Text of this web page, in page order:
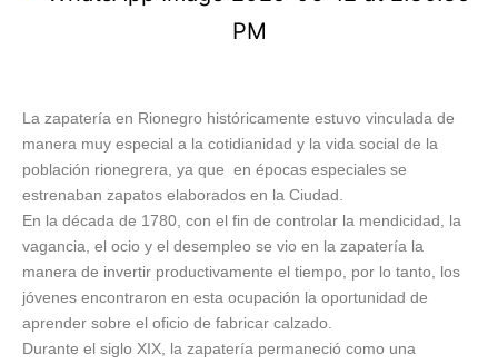
La zapatería en Rionegro históricamente estuvo vinculada de
manera muy especial a la cotidianidad y la vida social de la
población rionegrera, ya que en épocas especiales se
estrenaban zapatos elaborados en la Ciudad.
En la década de 1780, con el fin de controlar la mendicidad, la
vagancia, el ocio y el desempleo se vio en la zapatería la
manera de invertir productivamente el tiempo, por lo tanto, los
jóvenes encontraron en esta ocupación la oportunidad de
aprender sobre el oficio de fabricar calzado.
Durante el siglo XIX, la zapatería permaneció como una